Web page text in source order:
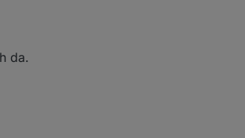
da.